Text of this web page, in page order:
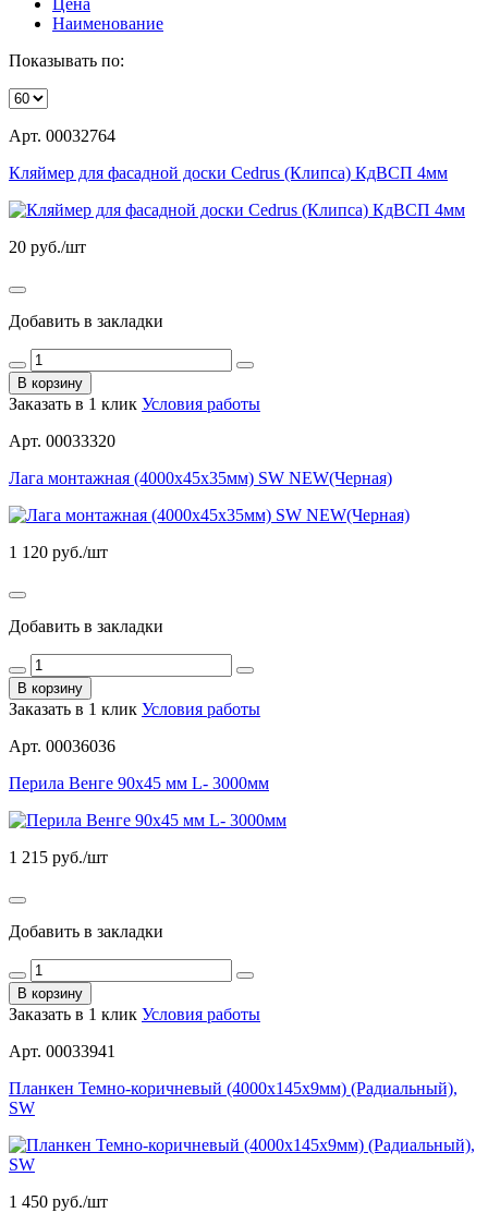
Наименование
Показывать по:
Арт. 00032764
Кляймер для фасадной доски Cedrus (Клипса) КдВСП 4мм
20 руб./шт
Добавить в закладки
В корзину
Заказать в 1 клик Условия работы
Арт. 00033320
Лага монтажная (4000х45х35мм) SW NEW(Черная)
1 120 руб./шт
Добавить в закладки
В корзину
Заказать в 1 клик Условия работы
Арт. 00036036
Перила Венге 90х45 мм L- 3000мм
1 215 руб./шт
Добавить в закладки
В корзину
Заказать в 1 клик Условия работы
Арт. 00033941
Планкен Темно-коричневый (4000х145х9мм) (Радиальный),
SW
1 450 руб./шт